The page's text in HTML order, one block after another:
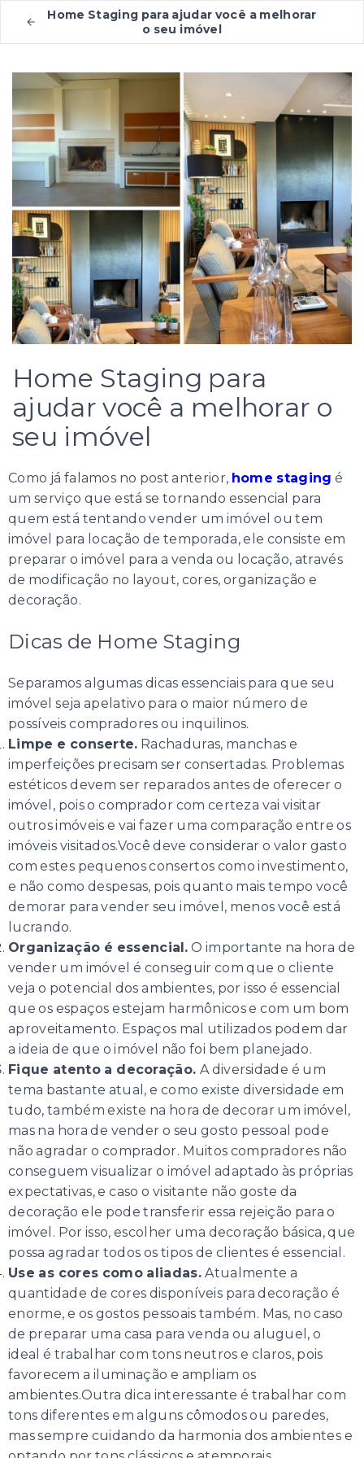
Home Staging para ajudar você a melhorar
o seu imóvel
Home Staging para
ajudar você a melhorar o
seu imóvel
Como já falamos no post anterior, home staging é
um serviço que está se tornando essencial para
quem está tentando vender um imóvel ou tem
imóvel para locação de temporada, ele consiste em
preparar o imóvel para a venda ou locação, através
de modificação no layout, cores, organização e
decoração.
Dicas de Home Staging
Separamos algumas dicas essenciais para que seu
imóvel seja apelativo para o maior número de
possíveis compradores ou inquilinos.
Limpe e conserte. Rachaduras, manchas e
imperfeições precisam ser consertadas. Problemas
estéticos devem ser reparados antes de oferecer o
imóvel, pois o comprador com certeza vai visitar
outros imóveis e vai fazer uma comparação entre os
imóveis visitados.Você deve considerar o valor gasto
com estes pequenos consertos como investimento,
e não como despesas, pois quanto mais tempo você
demorar para vender seu imóvel, menos você está
lucrando.
Organização é essencial. O importante na hora de
vender um imóvel é conseguir com que o cliente
veja o potencial dos ambientes, por isso é essencial
que os espaços estejam harmônicos e com um bom
aproveitamento. Espaços mal utilizados podem dar
a ideia de que o imóvel não foi bem planejado.
Fique atento a decoração. A diversidade é um
tema bastante atual, e como existe diversidade em
tudo, também existe na hora de decorar um imóvel,
mas na hora de vender o seu gosto pessoal pode
não agradar o comprador. Muitos compradores não
conseguem visualizar o imóvel adaptado às próprias
expectativas, e caso o visitante não goste da
decoração ele pode transferir essa rejeição para o
imóvel. Por isso, escolher uma decoração básica, que
possa agradar todos os tipos de clientes é essencial.
Use as cores como aliadas.Atualmente a
quantidade de cores disponíveis para decoração é
enorme, e os gostos pessoais também. Mas, no caso
de preparar uma casa para venda ou aluguel, o
ideal é trabalhar com tons neutros e claros, pois
favorecem a iluminação e ampliam os
ambientes.Outra dica interessante é trabalhar com
tons diferentes em alguns cômodos ou paredes,
mas sempre cuidando da harmonia dos ambientes e